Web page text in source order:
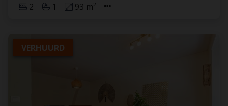
2 1 93 m²
VERHUURD